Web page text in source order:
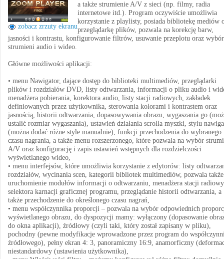
zobacz zrzuty ekranu
a także strumienie A/V z sieci (np. filmy, radia
internetowe itd.). Program oczywiście umożliwia
korzystanie z playlisty, posiada bibliotekę mediów
przeglądarkę plików, pozwala na korekcję barw,
jasności i kontrastu, konfigurowanie filtrów, usuwanie przeplotu oraz wybór
strumieni audio i wideo.
Główne możliwości aplikacji:
• menu Nawigator, dające dostęp do biblioteki multimediów, przeglądarki
plików i rozdziałów DVD, listy odtwarzania, informacji o pliku audio i
menadżera pobierania, korektora audio, listy stacji radiowych, zakładek
definiowanych przez użytkownika, sterowania kolorami i kontrastem oraz
jasnością, historii odtwarzania, dopasowywania obrazu, wygaszania go
ustalić rozmiar wygaszania), ustawień działania scrolla myszki, stylu
(można dodać różne style manualnie), funkcji przechodzenia do wybranego
czasu nagrania, a także menu rozszerzonego, które pozwala na wybór
A/V oraz konfigurację i zapis ustawień wstępnych dla rozdzielczości
wyświetlanego wideo,
• menu interfejsów, które umożliwia korzystanie z edytorów: listy
rozdziałów, wycinania scen, kategorii bibliotek multimediów, pozwala
uruchomienie modułów informacji o odtwarzaniu, menadżera stacji
selektora karnacji graficznej programu, przeglądanie historii odtwarzania, a
także przechodzenie do określonego czasu nagrań,
• menu współczynnika proporcji – pozwala na wybór odpowiednich
wyświetlanego obrazu, do dyspozycji mamy: wyłączony (dopasowanie
do okna aplikacji), źródłowy (czyli taki, który został zapisany w pliku),
pochodny (pewne modyfikacje wprowadzone przez program do
źródłowego), pełny ekran 4: 3, panoramiczny 16:9, anamorficzny
niestandardowy (ustawienia użytkownika),